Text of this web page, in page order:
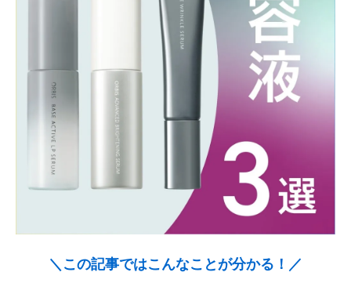
＼この記事ではこんなことが分かる！／